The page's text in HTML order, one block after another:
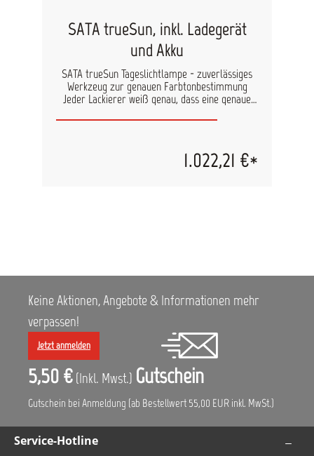
SATA trueSun, inkl. Ladegerät
und Akku
SATA trueSun Tageslichtlampe - zuverlässiges
Werkzeug zur genauen Farbtonbestimmung
Jeder Lackierer weiß genau, dass eine genaue
von Metallic- oder sonstigen Sondereffekten
den Oberflächen eine entscheidende Rolle bei
der SATA-Tageslicht LED-Leuchte gewährleistet
Ladezustand des Lithium-Ionen Akkus, der über
eine Ladestandsanzeige angezeigt wird, bleibt
Tageslichtlampe SATAtrueSun konstant. Vorteile:
Bestmögliche tageslichtnahe Farbtonwiedergabe
Gleichmäßige Lichtverteilung auf der gesamten
beleuchteten Fläche ca. 70 Minuten
Lichtstärke – unabhängig vom Ladezustand des
Minuten Stufenlos dimmbar Integrierte Anzeige
des Akku-Ladezustands Effektpigmente werden
1.022,21 €*
Keine Aktionen, Angebote & Informationen mehr
verpassen!
Jetzt anmelden
5,50 € (Inkl. Mwst.) Gutschein
Gutschein bei Anmeldung (ab Bestellwert 55,00 EUR inkl. MwSt.)
Service-Hotline